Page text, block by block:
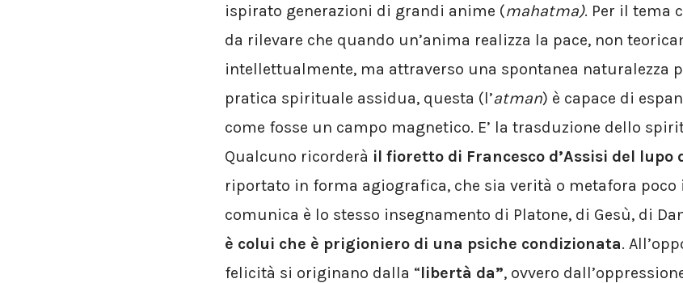
ispirato generazioni di grandi anime (mahatma). Per il tema
da rilevare che quando un’anima realizza la pace, non
intellettualmente, ma attraverso una spontanea naturalezza
pratica spirituale assidua, questa (l’atman) è capace di
come fosse un campo magnetico. E’ la trasduzione dello
Qualcuno ricorderà il fioretto di Francesco d’Assisi del lupo
riportato in forma agiografica, che sia verità o metafora poco
comunica è lo stesso insegnamento di Platone, di Gesù, di
è colui che è prigioniero di una psiche condizionata.
felicità si originano dalla “libertà da”, ovvero